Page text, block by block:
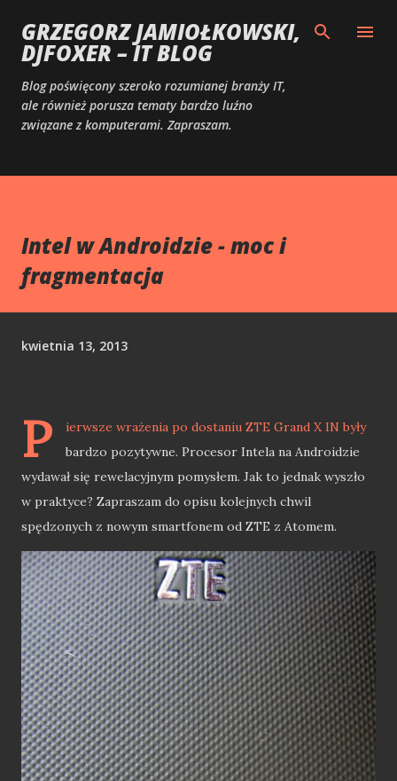
Przejdź do głównej zawartości
GRZEGORZ JAMIOŁKOWSKI,
DJFOXER – IT BLOG
Blog poświęcony szeroko rozumianej branży IT,
ale również porusza tematy bardzo luźno
związane z komputerami. Zapraszam.
Intel w Androidzie - moc i
fragmentacja
kwietnia 13, 2013
P ierwsze wrażenia po dostaniu ZTE Grand X IN były
bardzo pozytywne. Procesor Intela na Androidzie
wydawał się rewelacyjnym pomysłem. Jak to jednak wyszło
w praktyce? Zapraszam do opisu kolejnych chwil
spędzonych z nowym smartfonem od ZTE z Atomem.